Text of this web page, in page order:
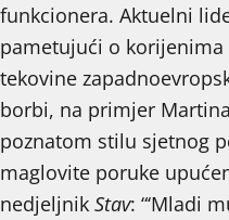
funkcionera. Aktuelni
pametujući o korijenima
tekovine
borbi, na primjer
poznatom stilu sjetnog
maglovite poruke
nedjeljnik Stav: “‘Mladi